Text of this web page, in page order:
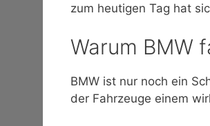
zum heutigen Tag hat
Warum BMW
BMW ist nur noch ein
der Fahrzeuge einem